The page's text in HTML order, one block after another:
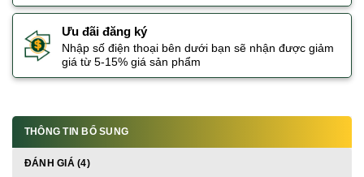
Ưu đãi đăng ký
Nhập số điện thoại bên dưới bạn sẽ nhận được giảm
giá từ 5-15% giá sản phẩm
THÔNG TIN BỔ SUNG
ĐÁNH GIÁ (4)